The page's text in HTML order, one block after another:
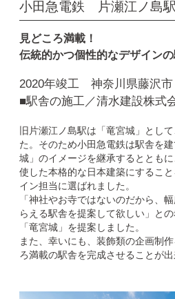
小田急電鉄 片瀬江ノ島
見どころ満載！
伝統的かつ個性的なデザインの
2020年竣工 神奈川県藤沢市
■駅舎の施工／清水建設株式
旧片瀬江ノ島駅は「竜宮城」とし
た。そのため小田急電鉄は駅舎を
城」のイメージを継承するととも
使した本格的な日本建築にするこ
イン担当に選ばれました。
「神社やお寺ではないのだから、
らえる駅舎を提案して欲しい」と
「竜宮城」を提案しました。
また、幸いにも、装飾類の企画制
ろ満載の駅舎を完成させることが出